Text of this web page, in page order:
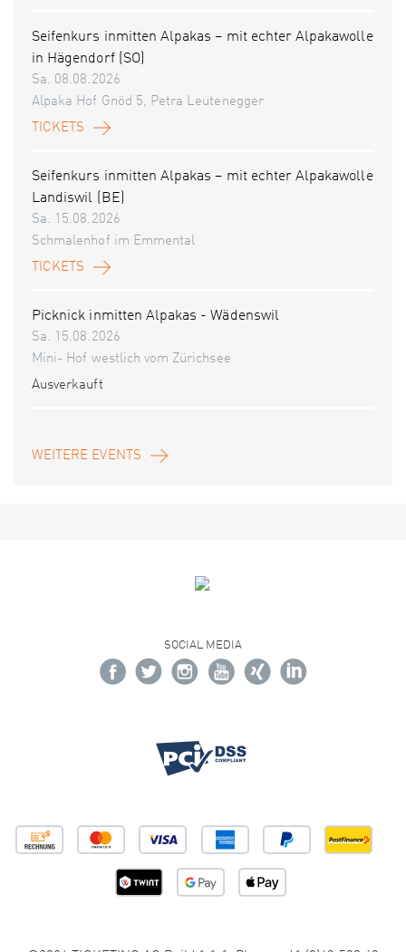
Seifenkurs inmitten Alpakas – mit echter Alpakawolle
in Hägendorf (SO)
Sa. 08.08.2026
Alpaka Hof Gnöd 5, Petra Leutenegger
TICKETS
Seifenkurs inmitten Alpakas – mit echter Alpakawolle
Landiswil (BE)
Sa. 15.08.2026
Schmalenhof im Emmental
TICKETS
Picknick inmitten Alpakas - Wädenswil
Sa. 15.08.2026
Mini- Hof westlich vom Zürichsee
Ausverkauft
WEITERE EVENTS
SOCIAL MEDIA